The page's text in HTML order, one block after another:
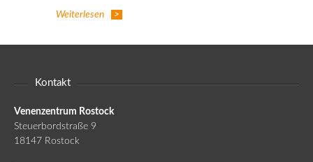
Weiterlesen
Kontakt
Venenzentrum Rostock
Steuerbordstraße 9
18147 Rostock